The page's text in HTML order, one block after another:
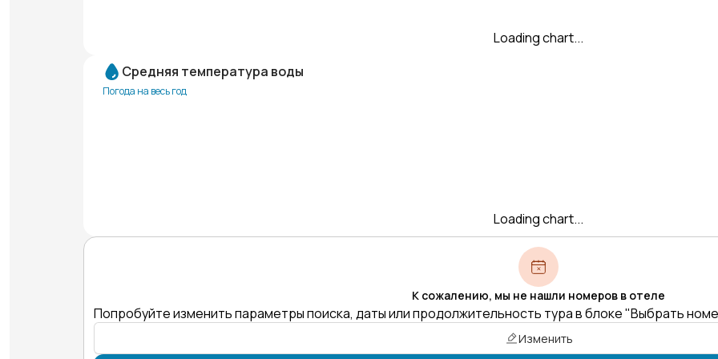
Loading chart...
Средняя температура воды
Погода на весь год
Loading chart...
К сожалению, мы не нашли номеров в отеле
Попробуйте изменить параметры поиска, даты или продолжительность тура в блоке "Выбрать
Изменить